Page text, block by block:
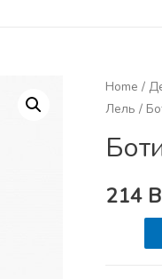
Home /
Лель /
214